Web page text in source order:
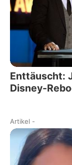
Enttäuscht:
Disney-
Artikel -